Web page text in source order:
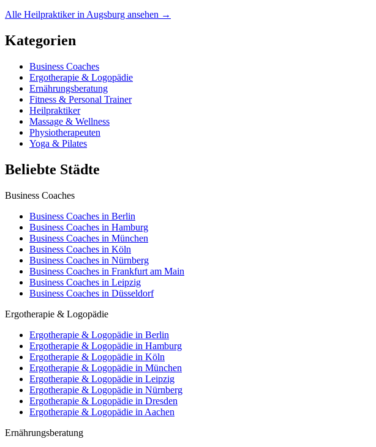
Alle Heilpraktiker in Augsburg ansehen →
Kategorien
Business Coaches
Ergotherapie & Logopädie
Ernährungsberatung
Fitness & Personal Trainer
Heilpraktiker
Massage & Wellness
Physiotherapeuten
Yoga & Pilates
Beliebte Städte
Business Coaches
Business Coaches in Berlin
Business Coaches in Hamburg
Business Coaches in München
Business Coaches in Köln
Business Coaches in Nürnberg
Business Coaches in Frankfurt am Main
Business Coaches in Leipzig
Business Coaches in Düsseldorf
Ergotherapie & Logopädie
Ergotherapie & Logopädie in Berlin
Ergotherapie & Logopädie in Hamburg
Ergotherapie & Logopädie in Köln
Ergotherapie & Logopädie in München
Ergotherapie & Logopädie in Leipzig
Ergotherapie & Logopädie in Nürnberg
Ergotherapie & Logopädie in Dresden
Ergotherapie & Logopädie in Aachen
Ernährungsberatung